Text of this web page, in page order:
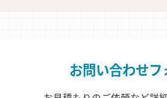
お問い合わせフ